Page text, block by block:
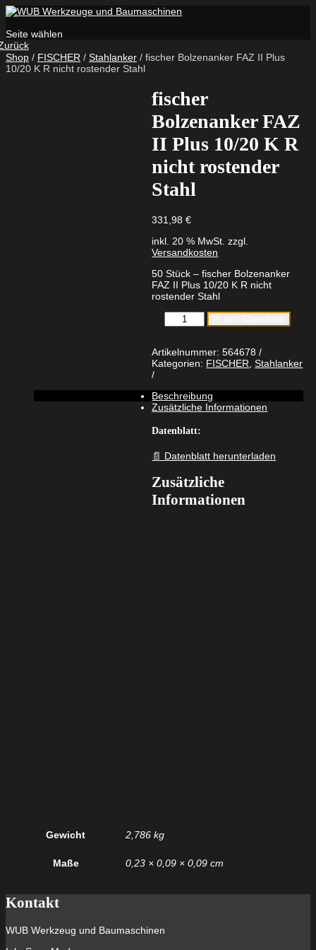
Seite wählen
Shop / FISCHER / Stahlanker / fischer Bolzenanker FAZ II Plus
10/20 K R nicht rostender Stahl
fischer
Bolzenanker FAZ
II Plus 10/20 K R
nicht rostender
Stahl
331,98€
inkl. 20 % MwSt. zzgl.
Versandkosten
50 Stück – fischer Bolzenanker
FAZ II Plus 10/20 K R nicht
rostender Stahl
fischer
Bolzenanker
II
Plus
10/20
R
nicht
Stahl
Artikelnummer:564678
Kategorien: FISCHER ,Stahlanker
Beschreibung
Zusätzliche Informationen
Datenblatt:
📄 Datenblatt herunterladen
Zusätzliche
Informationen
Gewicht 2,786 kg
Maße 0,23 × 0,09 × 0,09 cm
Kontakt
WUB Werkzeug und Baumaschinen